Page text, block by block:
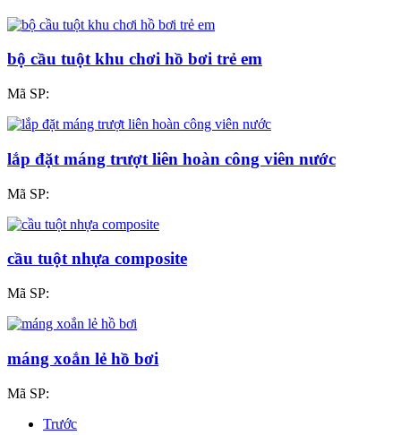
bộ cầu tuột khu chơi hồ bơi trẻ em
Mã SP:
lắp đặt máng trượt liên hoàn công viên nước
Mã SP:
cầu tuột nhựa composite
Mã SP:
máng xoắn lẻ hồ bơi
Mã SP:
Trước